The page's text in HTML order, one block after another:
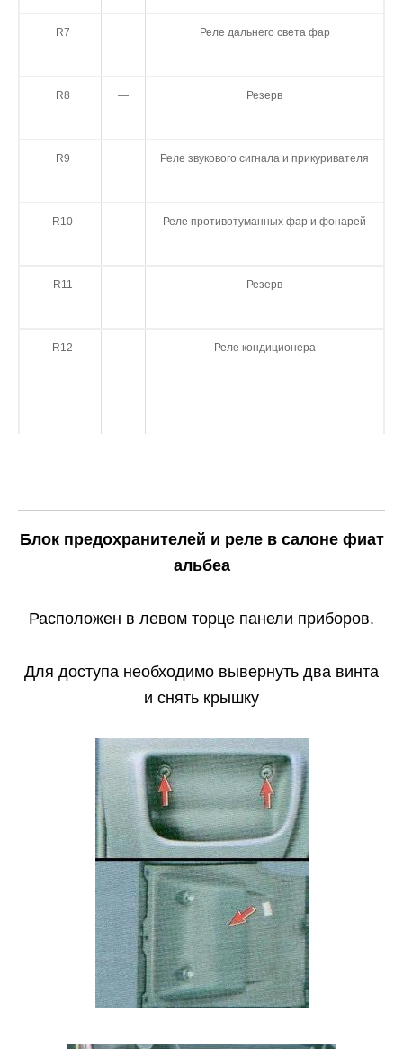
R7 Реле дальнего света фар
R8 — Резерв
R9 Реле звукового сигнала и прикуривателя
R10 — Реле противотуманных фар и фонарей
R11 Резерв
R12 Реле кондиционера
Блок предохранителей и реле в салоне фиат
альбеа
Расположен в левом торце панели приборов.
Для доступа необходимо вывернуть два винта
и снять крышку